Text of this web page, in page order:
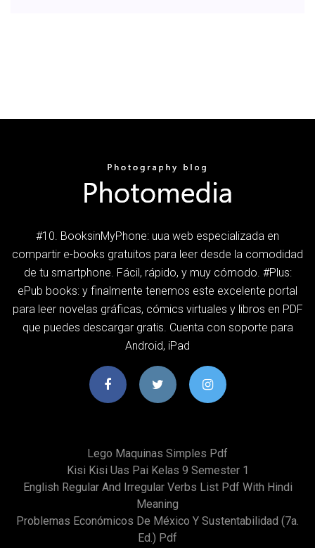
#10. BooksinMyPhone: uua web especializada en
compartir e-books gratuitos para leer desde la comodidad
de tu smartphone. Fácil, rápido, y muy cómodo. #Plus:
ePub books: y finalmente tenemos este excelente portal
para leer novelas gráficas, cómics virtuales y libros en PDF
que puedes descargar gratis. Cuenta con soporte para
Android, iPad
Lego Maquinas Simples Pdf
Kisi Kisi Uas Pai Kelas 9 Semester 1
English Regular And Irregular Verbs List Pdf With Hindi
Meaning
Problemas Económicos De México Y Sustentabilidad (7a.
Ed.) Pdf